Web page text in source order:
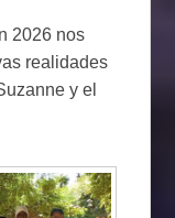
2026 nos
realidades
y el